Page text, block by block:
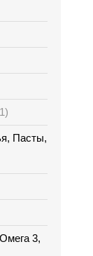
Пасты,
3,